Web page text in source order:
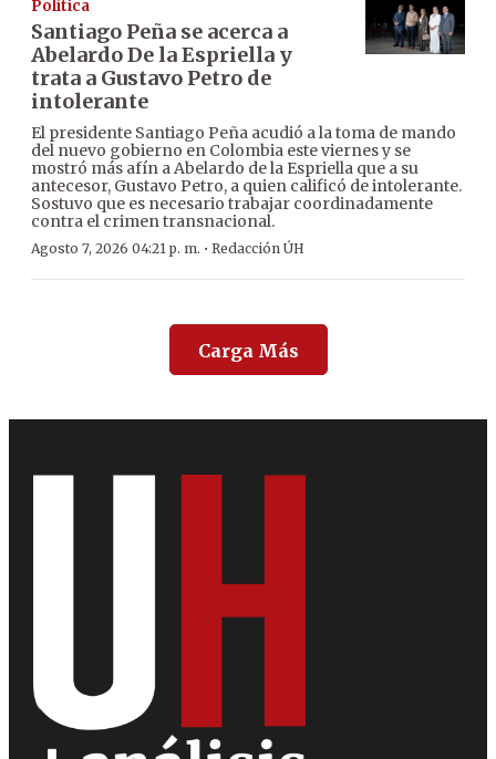
Política
Santiago Peña se acerca a
Abelardo De la Espriella y
trata a Gustavo Petro de
intolerante
El presidente Santiago Peña acudió a la toma de mando
del nuevo gobierno en Colombia este viernes y se
mostró más afín a Abelardo de la Espriella que a su
antecesor, Gustavo Petro, a quien calificó de intolerante.
Sostuvo que es necesario trabajar coordinadamente
contra el crimen transnacional.
Agosto 7, 2026 04:21 p. m. · Redacción ÚH
Carga Más